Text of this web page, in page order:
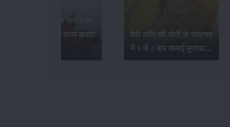
भारत में सर्वाधिक अनार का
उत्पादन कौन-सा राज्य करता
बेबी कॉर्न की खेती से सालभर
में 3 से 4 बार कमाऐं मुनाफा...